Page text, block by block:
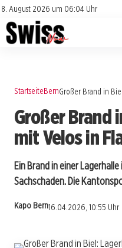
8. August 2026 um 06:04 Uhr
Impressum
Datenschutz
Jobs
Events
StartseiteBernGroßer Brand in
Großer Brand
mit Velos in
Ein Brand in einer
Sachschaden. Die
Kapo Bern16.04.2026, 10:55 Uhr